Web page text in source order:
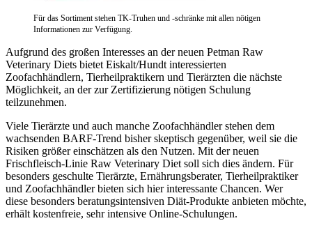
Für das Sortiment stehen TK-Truhen und -schränke mit allen nötigen
Informationen zur Verfügung.
Aufgrund des großen Interesses an der neuen Petman Raw
Veterinary Diets bietet Eiskalt/Hundt interessierten
Zoofachhändlern, Tierheilpraktikern und Tierärzten die nächste
Möglichkeit, an der zur Zertifizierung nötigen Schulung
teilzunehmen.
Viele Tierärzte und auch manche Zoofachhändler stehen dem
wachsenden BARF-Trend bisher skeptisch gegenüber, weil sie die
Risiken größer einschätzen als den Nutzen. Mit der neuen
Frischfleisch-Linie Raw Veterinary Diet soll sich dies ändern. Für
besonders geschulte Tierärzte, Ernährungsberater, Tierheilpraktiker
und Zoofachhändler bieten sich hier interessante Chancen. Wer
diese besonders beratungsintensiven Diät-Produkte anbieten möchte,
erhält kostenfreie, sehr intensive Online-Schulungen.